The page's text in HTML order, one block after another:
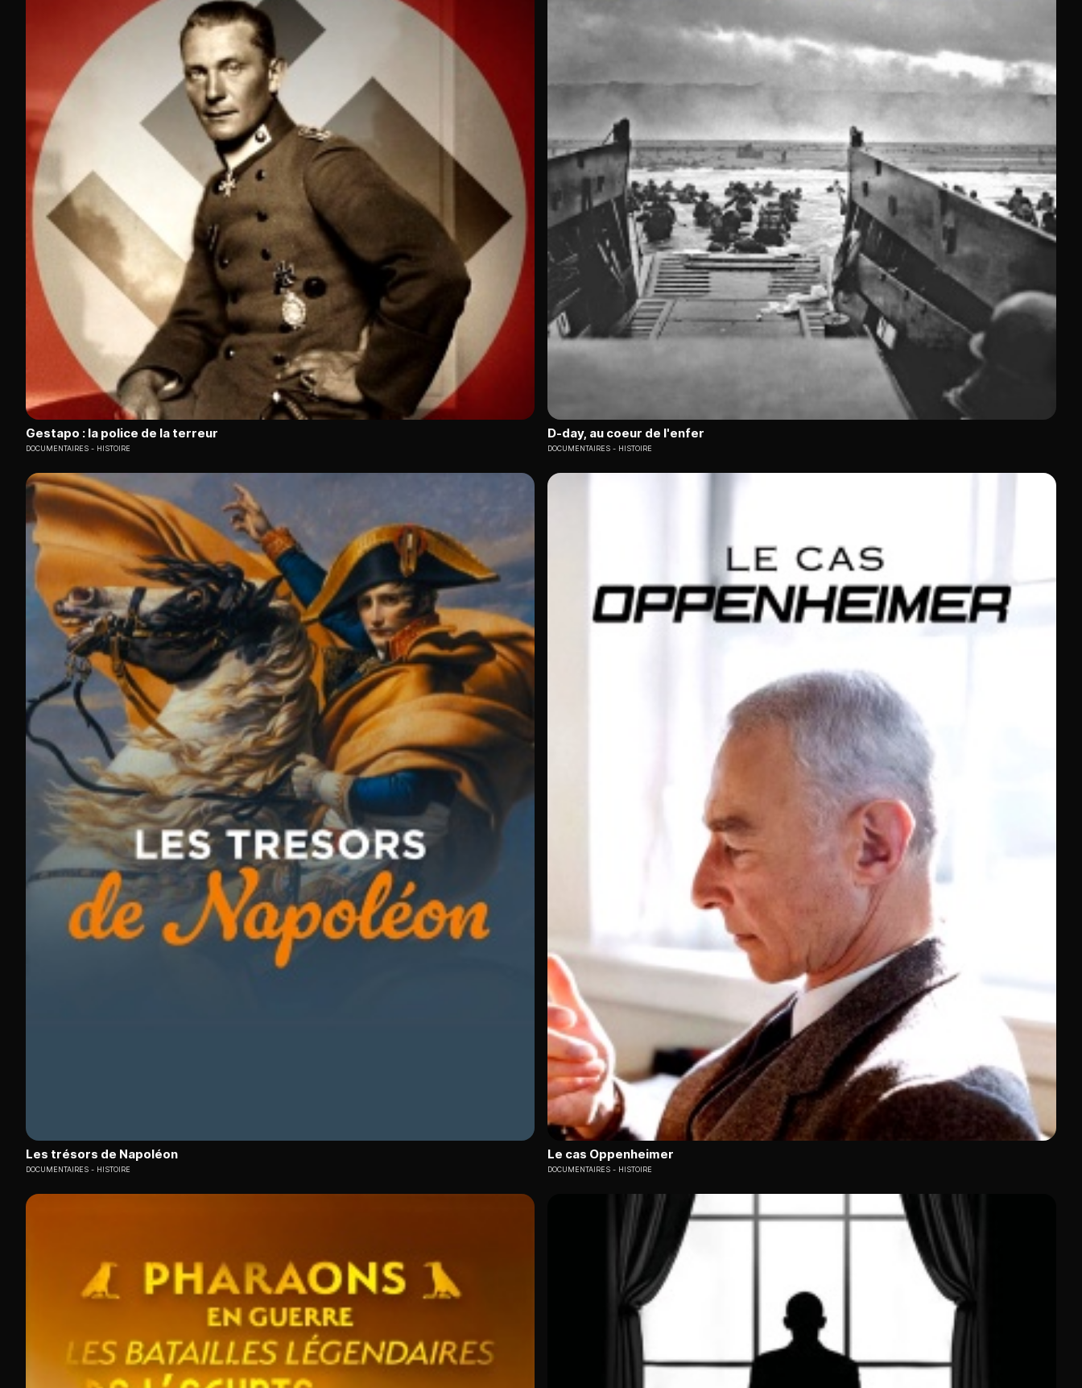
Gestapo : la police de la terreur
DOCUMENTAIRES HISTOIRE
D-day, au coeur de l'enfer
DOCUMENTAIRES HISTOIRE
Les trésors de Napoléon
DOCUMENTAIRES HISTOIRE
Le cas Oppenheimer
DOCUMENTAIRES HISTOIRE